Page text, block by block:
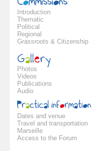
Introduction
Thematic
Political
Regional
Grassroots & Citizenship
Photos
Videos
Publications
Audio
Dates and venue
Travel and transportation
Marseille
Access to the Forum